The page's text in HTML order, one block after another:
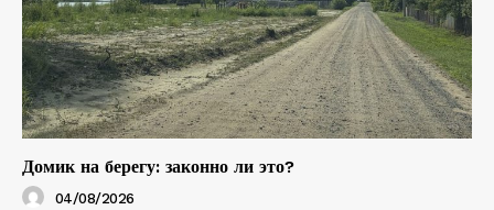
Домик на берегу: законно ли это?
04/08/2026